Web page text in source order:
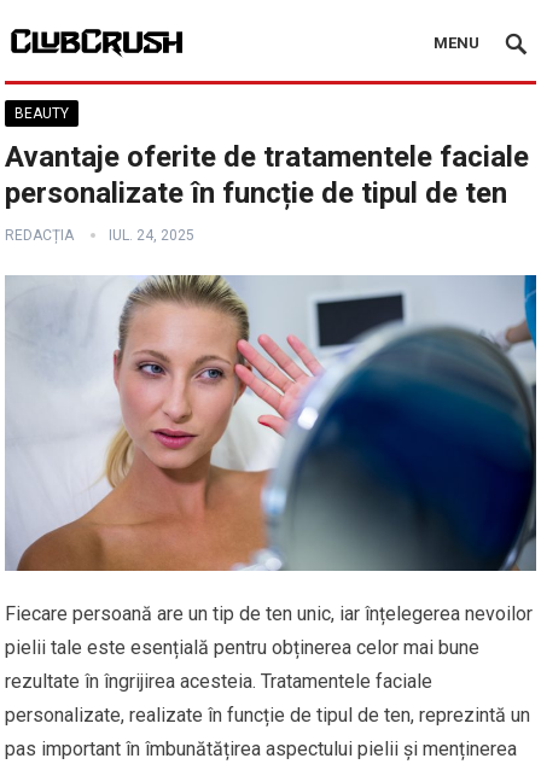
MENU
BEAUTY
Avantaje oferite de tratamentele faciale
personalizate în funcție de tipul de ten
REDACȚIA IUL. 24, 2025
Fiecare persoană are un tip de ten unic, iar înțelegerea nevoilor
pielii tale este esențială pentru obținerea celor mai bune
rezultate în îngrijirea acesteia. Tratamentele faciale
personalizate, realizate în funcție de tipul de ten, reprezintă un
pas important în îmbunătățirea aspectului pielii și menținerea